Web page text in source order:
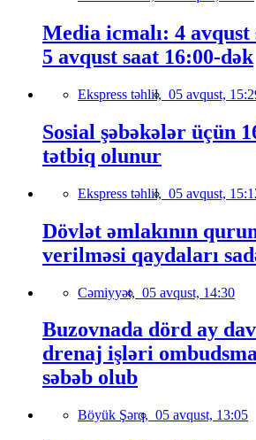
Media icmalı: 4 avqust
5 avqust saat 16:00-dək
Ekspress təhlil, 05 avqust,
Sosial şəbəkələr üçün
tətbiq olunur
Ekspress təhlil, 05 avqust,
Dövlət əmlakının
verilməsi qaydaları
Cəmiyyət, 05 avqust, 14:30
Buzovnada dörd ay
drenaj işləri
səbəb olub
Böyük Şərq, 05 avqust, 13:05